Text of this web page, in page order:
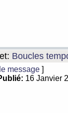
Boucles
message ]
16 Janvier